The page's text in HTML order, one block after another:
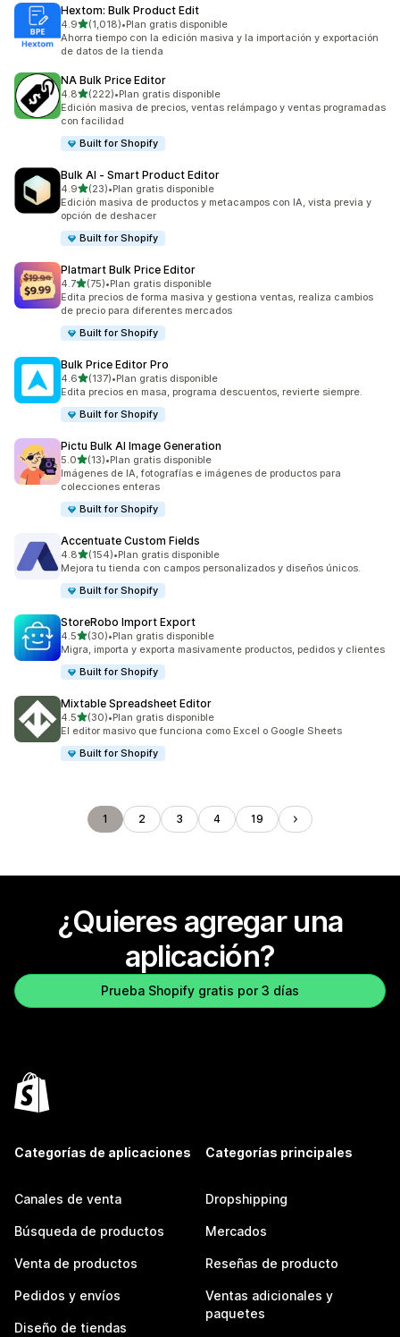
Hextom: Bulk Product Edit
4.9de 5 estrellas
(1,018)
1018 reseñas en total
•Plan gratis disponible
Ahorra tiempo con la edición masiva y la importación y exportación
de datos de la tienda
NA Bulk Price Editor
4.8de 5 estrellas
(222)
222 reseñas en total
•Plan gratis disponible
Edición masiva de precios, ventas relámpago y ventas programadas
con facilidad
Built for Shopify
Bulk AI ‑ Smart Product Editor
4.9de 5 estrellas
(23)
23 reseñas en total
•Plan gratis disponible
Edición masiva de productos y metacampos con IA, vista previa y
opción de deshacer
Built for Shopify
Platmart Bulk Price Editor
4.7de 5 estrellas
(75)
75 reseñas en total
•Plan gratis disponible
Edita precios de forma masiva y gestiona ventas, realiza cambios
de precio para diferentes mercados
Built for Shopify
Bulk Price Editor Pro
4.6de 5 estrellas
(137)
137 reseñas en total
•Plan gratis disponible
Edita precios en masa, programa descuentos, revierte siempre.
Built for Shopify
Pictu Bulk AI Image Generation
5.0de 5 estrellas
(13)
13 reseñas en total
•Plan gratis disponible
Imágenes de IA, fotografías e imágenes de productos para
colecciones enteras
Built for Shopify
Accentuate Custom Fields
4.8de 5 estrellas
(154)
154 reseñas en total
•Plan gratis disponible
Mejora tu tienda con campos personalizados y diseños únicos.
Built for Shopify
StoreRobo Import Export
4.5de 5 estrellas
(30)
30 reseñas en total
•Plan gratis disponible
Migra, importa y exporta masivamente productos, pedidos y clientes
Built for Shopify
Mixtable Spreadsheet Editor
4.5de 5 estrellas
(30)
30 reseñas en total
•Plan gratis disponible
El editor masivo que funciona como Excel o Google Sheets
Built for Shopify
1 2 3 4 19
¿Quieres agregar una
aplicación?
Prueba Shopify gratis por 3 días
Categorías de aplicaciones
Canales de venta
Búsqueda de productos
Venta de productos
Pedidos y envíos
Diseño de tiendas
Categorías principales
Dropshipping
Mercados
Reseñas de producto
Ventas adicionales y
paquetes